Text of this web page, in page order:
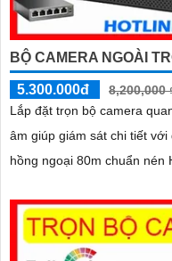
BỘ CAMERA NGOÀI
5.300.000đ
8,200,000
Lắp đặt trọn bộ camera
âm giúp giám sát chi tiết với độ phân
hồng ngoại 80m chuẩn nén